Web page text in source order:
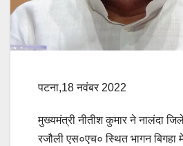
पटना,18 नवंबर 2022
मुख्यमंत्री नीतीश कुमार ने नालंदा
रजौली एस०एच० स्थित भागन